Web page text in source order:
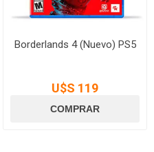
Borderlands 4 (Nuevo) PS5
U$S 119